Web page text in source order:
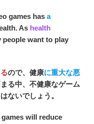
games has a
As health
people want to play
ので、健康に重大な悪
る中、不健康なゲーム
ないでしょう。
will reduce